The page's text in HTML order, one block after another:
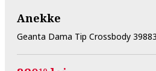
Anekke
Geanta Dama Tip Crossbody